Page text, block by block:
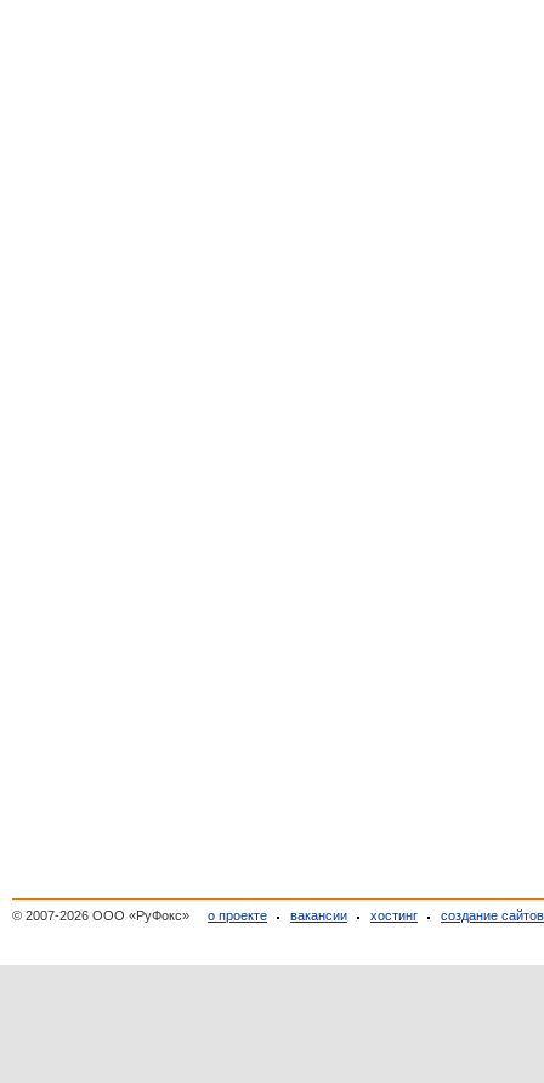
© 2007-2026 ООО «РуФокс» о проекте вакансии хостинг создание сайтов